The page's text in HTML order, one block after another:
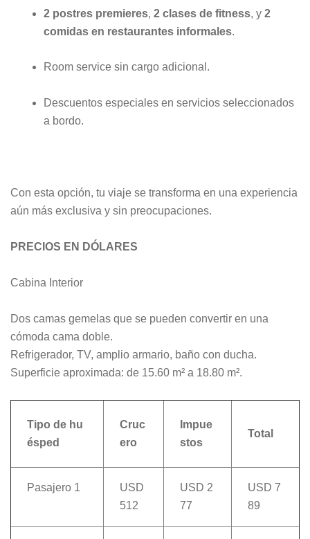
2 postres premieres, 2 clases de fitness, y 2
comidas en restaurantes informales.
Room service sin cargo adicional.
Descuentos especiales en servicios seleccionados
a bordo.
Con esta opción, tu viaje se transforma en una experiencia
aún más exclusiva y sin preocupaciones.
PRECIOS EN DÓLARES
Cabina Interior
Dos camas gemelas que se pueden convertir en una
cómoda cama doble.
Refrigerador, TV, amplio armario, baño con ducha.
Superficie aproximada: de 15.60 m² a 18.80 m².
Tipo de hu
ésped
Cruc
ero
Impue
stos
Total
Pasajero 1
USD
512
USD 2
77
USD 7
89